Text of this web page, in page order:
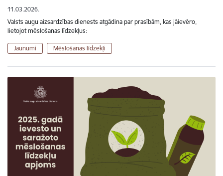
11.03.2026.
Valsts augu aizsardzības dienests atgādina par prasībām, kas jāievēro,
lietojot mēslošanas līdzekļus:
Jaunumi Mēslošanas līdzekļi